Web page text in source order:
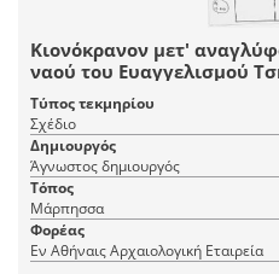
Κιονόκρανον μετ'
ναού του Ευαγγελισμού
Τύπος τεκμηρίου
Σχέδιο
Δημιουργός
Άγνωστος δημιουργός
Τόπος
Μάρπησσα
Φορέας
Εν Αθήναις Αρχαιολογική Εταιρεία